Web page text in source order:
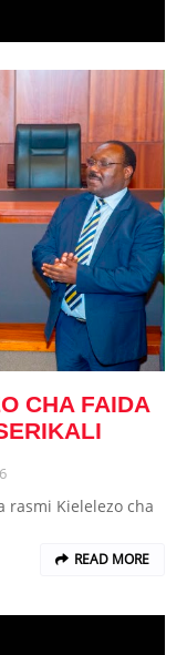
CHA FAIDA
rasmi Kielelezo cha
READ MORE